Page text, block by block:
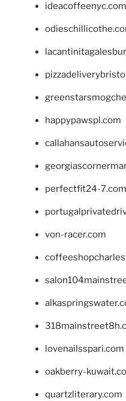
ideacoffeenyc.com
happypawspl.com
perfectfit24-7.com
von-racer.com
lovenailsspari.com
oakberry-
quartzliterary.com